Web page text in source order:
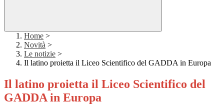
Home >
Novità >
Le notizie >
Il latino proietta il Liceo Scientifico del GADDA in Europa
Il latino proietta il Liceo Scientifico del
GADDA in Europa